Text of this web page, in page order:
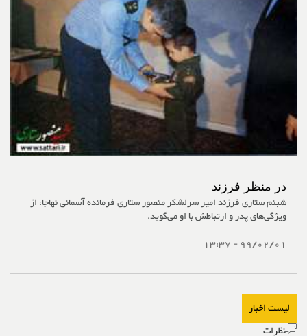
در منظر فرزند
شبنم ستاری فرزند امیر سرلشکر منصور ستاری فرمانده آسمانی نهاجا، از
ویژگی‌های پدر و ارتباطش با او می‌گوید.
99/02/01 - 13:37
لیست اخبار
نظرات